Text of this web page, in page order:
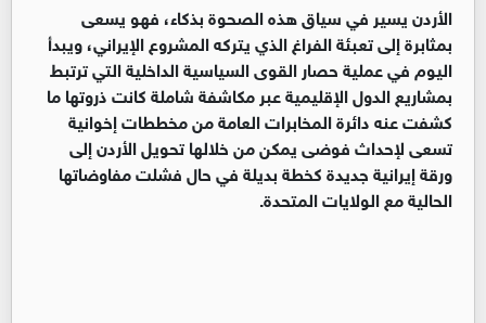
الأردن يسير في سياق هذه الصحوة بذكاء، فهو يسعى
بمثابرة إلى تعبئة الفراغ الذي يتركه المشروع الإيراني، ويبدأ
اليوم في عملية حصار القوى السياسية الداخلية التي ترتبط
بمشاريع الدول الإقليمية عبر مكاشفة شاملة كانت ذروتها ما
كشفت عنه دائرة المخابرات العامة من مخططات إخوانية
تسعى لإحداث فوضى يمكن من خلالها تحويل الأردن إلى
ورقة إيرانية جديدة كخطة بديلة في حال فشلت مفاوضاتها
الحالية مع الولايات المتحدة.